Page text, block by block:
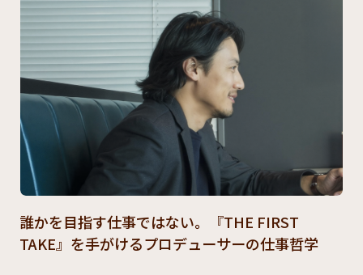
誰かを目指す仕事ではない。『THE FIRST
TAKE』を手がけるプロデューサーの仕事哲学